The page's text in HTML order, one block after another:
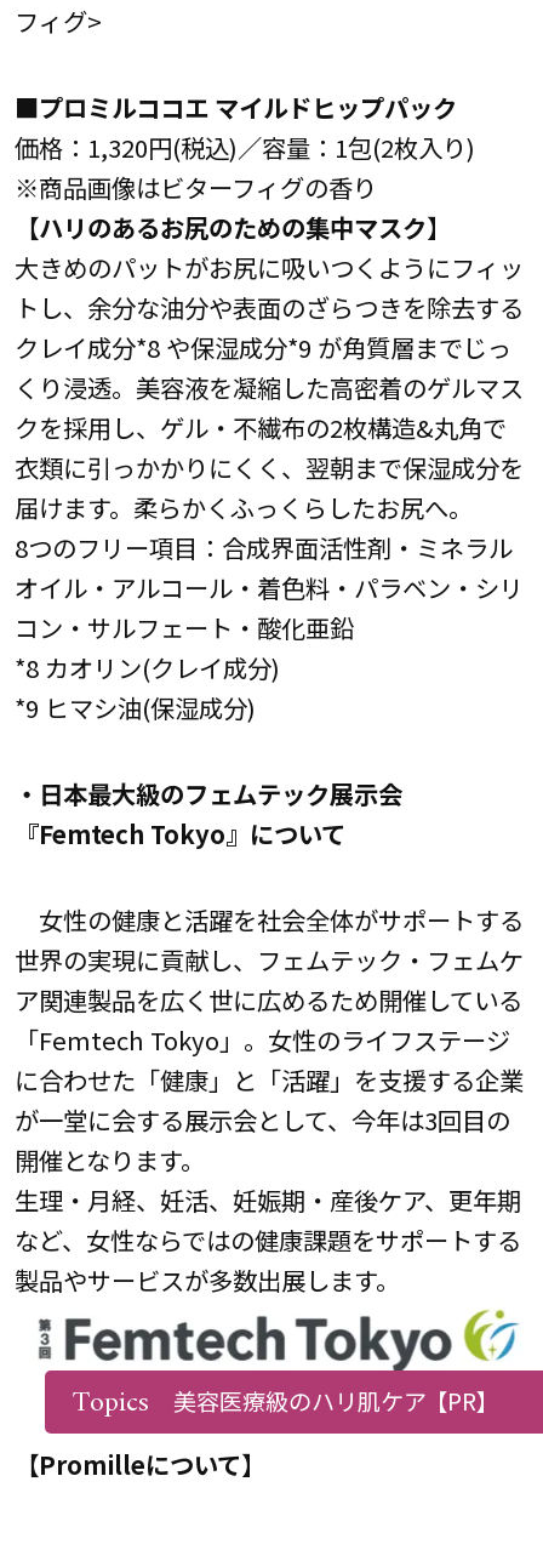
フィグ>
■プロミルココエ マイルドヒップパック
価格：1,320円(税込)／容量：1包(2枚入り)
※商品画像はビターフィグの香り
【ハリのあるお尻のための集中マスク】
大きめのパットがお尻に吸いつくようにフィッ
トし、余分な油分や表面のざらつきを除去する
クレイ成分*8 や保湿成分*9 が角質層までじっ
くり浸透。美容液を凝縮した高密着のゲルマス
クを採用し、ゲル・不繊布の2枚構造&丸角で
衣類に引っかかりにくく、翌朝まで保湿成分を
届けます。柔らかくふっくらしたお尻へ。
8つのフリー項目：合成界面活性剤・ミネラル
オイル・アルコール・着色料・パラベン・シリ
コン・サルフェート・酸化亜鉛
*8 カオリン(クレイ成分)
*9 ヒマシ油(保湿成分)
・日本最大級のフェムテック展示会
『Femtech Tokyo』について
女性の健康と活躍を社会全体がサポートする
世界の実現に貢献し、フェムテック・フェムケ
ア関連製品を広く世に広めるため開催している
「Femtech Tokyo」。女性のライフステージ
に合わせた「健康」と「活躍」を支援する企業
が一堂に会する展示会として、今年は3回目の
開催となります。
生理・月経、妊活、妊娠期・産後ケア、更年期
など、女性ならではの健康課題をサポートする
製品やサービスが多数出展します。
【Promilleについて】
Topics 美容医療級のハリ肌ケア【PR】